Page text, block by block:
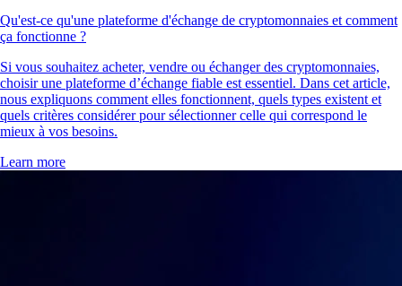
Qu'est-ce qu'une plateforme d'échange de cryptomonnaies et comment
ça fonctionne ?
Si vous souhaitez acheter, vendre ou échanger des cryptomonnaies,
choisir une plateforme d’échange fiable est essentiel. Dans cet article,
nous expliquons comment elles fonctionnent, quels types existent et
quels critères considérer pour sélectionner celle qui correspond le
mieux à vos besoins.
Learn more